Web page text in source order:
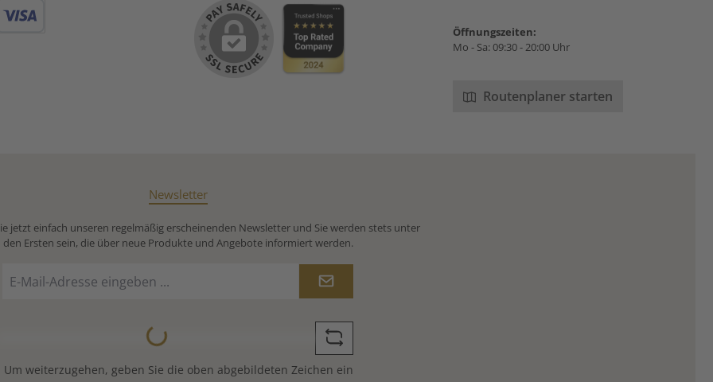
Öffnungszeiten:
Mo - Sa: 09:30 - 20:00 Uhr
Routenplaner starten
Newsletter
jetzt einfach unseren regelmäßig erscheinenden Newsletter und Sie werden stets unter
den Ersten sein, die über neue Produkte und Angebote informiert werden.
Mail-
Loading...
Um weiterzugehen, geben Sie die oben abgebildeten Zeichen ein